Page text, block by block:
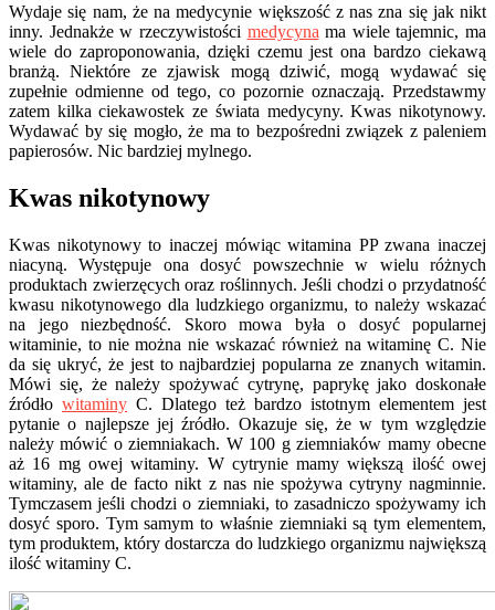
Wydaje się nam, że na medycynie większość z nas zna się jak nikt
inny. Jednakże w rzeczywistości medycyna ma wiele tajemnic, ma
wiele do zaproponowania, dzięki czemu jest ona bardzo ciekawą
branżą. Niektóre ze zjawisk mogą dziwić, mogą wydawać się
zupełnie odmienne od tego, co pozornie oznaczają. Przedstawmy
zatem kilka ciekawostek ze świata medycyny. Kwas nikotynowy.
Wydawać by się mogło, że ma to bezpośredni związek z paleniem
papierosów. Nic bardziej mylnego.
Kwas nikotynowy
Kwas nikotynowy to inaczej mówiąc witamina PP zwana inaczej
niacyną. Występuje ona dosyć powszechnie w wielu różnych
produktach zwierzęcych oraz roślinnych. Jeśli chodzi o przydatność
kwasu nikotynowego dla ludzkiego organizmu, to należy wskazać
na jego niezbędność. Skoro mowa była o dosyć popularnej
witaminie, to nie można nie wskazać również na witaminę C. Nie
da się ukryć, że jest to najbardziej popularna ze znanych witamin.
Mówi się, że należy spożywać cytrynę, paprykę jako doskonałe
źródło witaminy C. Dlatego też bardzo istotnym elementem jest
pytanie o najlepsze jej źródło. Okazuje się, że w tym względzie
należy mówić o ziemniakach. W 100 g ziemniaków mamy obecne
aż 16 mg owej witaminy. W cytrynie mamy większą ilość owej
witaminy, ale de facto nikt z nas nie spożywa cytryny nagminnie.
Tymczasem jeśli chodzi o ziemniaki, to zasadniczo spożywamy ich
dosyć sporo. Tym samym to właśnie ziemniaki są tym elementem,
tym produktem, który dostarcza do ludzkiego organizmu największą
ilość witaminy C.